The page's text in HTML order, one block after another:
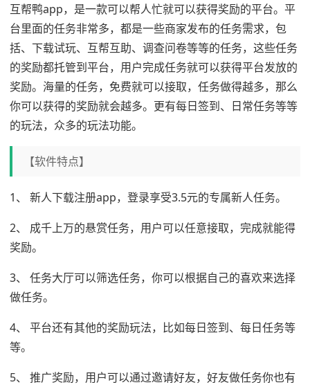
互帮鸭app，是一款可以帮人忙就可以获得奖励的平台。平
台里面的任务非常多，都是一些商家发布的任务需求，包
括、下载试玩、互帮互助、调查问卷等等的任务，这些任务
的奖励都托管到平台，用户完成任务就可以获得平台发放的
奖励。海量的任务，免费就可以接取，任务做得越多，那么
你可以获得的奖励就会越多。更有每日签到、日常任务等等
的玩法，众多的玩法功能。
【软件特点】
1、 新人下载注册app，登录享受3.5元的专属新人任务。
2、 成千上万的悬赏任务，用户可以任意接取，完成就能得
奖励。
3、 任务大厅可以筛选任务，你可以根据自己的喜欢来选择
做任务。
4、 平台还有其他的奖励玩法，比如每日签到、每日任务等
等。
5、 推广奖励，用户可以通过邀请好友，好友做任务你也有